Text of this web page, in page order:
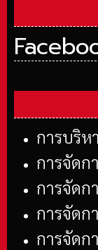
การบริห
การจัดก
การจัดก
การจัดก
การจัดก